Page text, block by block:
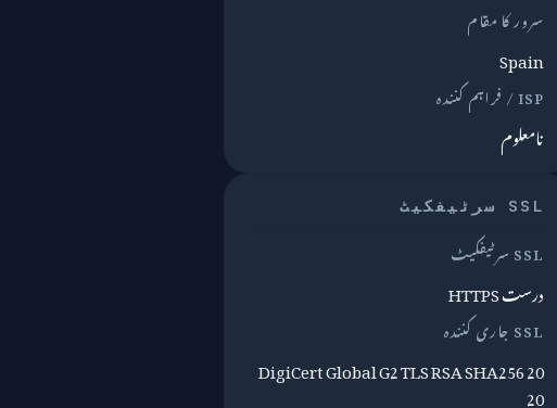
سرور کا مقام
Spain
ISP / فراہم کنندہ
نامعلوم
SSL سرٹیفکیٹ
SSL سرٹیفکیٹ
درست HTTPS
SSL جاری کنندہ
DigiCert Global G2 TLS RSA SHA256 20
20